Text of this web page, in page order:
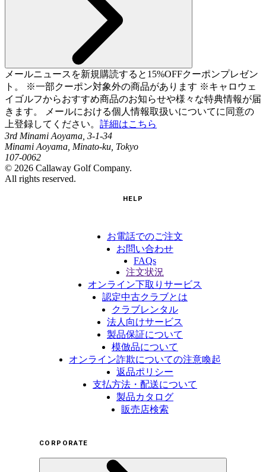
メールニュースを新規購読すると15%OFFクーポンプレゼン
ト。 ※一部クーポン対象外の商品があります ※キャロウェ
イゴルフからおすすめ商品のお知らせや様々な特典情報が届
きます。 メールにおける個人情報取扱いについてに同意の
上登録してください。 詳細はこちら
3rd Minami Aoyama, 3-1-34
Minami Aoyama, Minato-ku, Tokyo
107-0062
© 2026 Callaway Golf Company.
All rights reserved.
HELP
お電話でのご注文
お問い合わせ
FAQs
注文状況
オンライン下取りサービス
認定中古クラブとは
クラブレンタル
法人向けサービス
製品保証について
模倣品について
オンライン詐欺についての注意喚起
返品ポリシー
支払方法・配送について
製品カタログ
販売店検索
CORPORATE